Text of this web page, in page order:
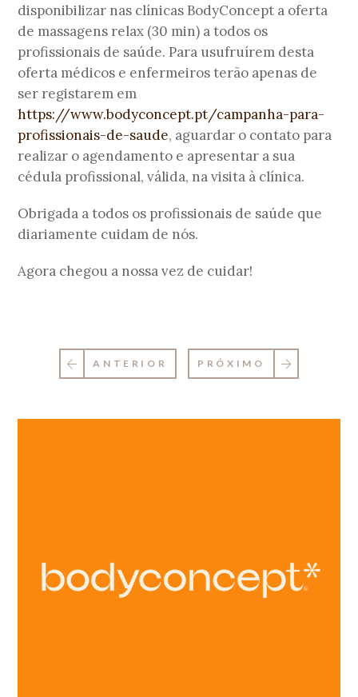
disponibilizar nas clínicas BodyConcept a oferta
de massagens relax (30 min) a todos os
profissionais de saúde. Para usufruírem desta
oferta médicos e enfermeiros terão apenas de
ser registarem em
https://www.bodyconcept.pt/campanha-para-
profissionais-de-saude, aguardar o contato para
realizar o agendamento e apresentar a sua
cédula profissional, válida, na visita à clínica.
Obrigada a todos os profissionais de saúde que
diariamente cuidam de nós.
Agora chegou a nossa vez de cuidar!
ANTERIOR PRÓXIMO